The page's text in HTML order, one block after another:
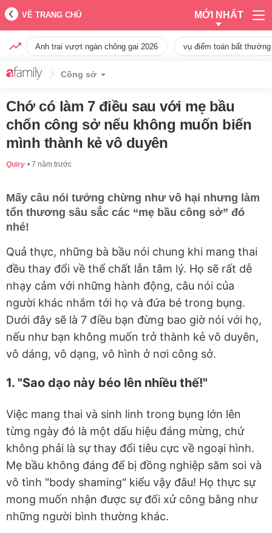
VỀ TRANG CHỦ MỚI NHẤT
Anh trai vượt ngàn chông gai 2026 vụ điểm toán bất
Công sở
Chớ có làm 7 điều sau với mẹ bầu
chốn công sở nếu không muốn biến
mình thành kẻ vô duyên
Quiry 7 năm trước
Mấy câu nói tưởng chừng như vô hại nhưng làm
tổn thương sâu sắc các “mẹ bầu công sở” đó
nhé!
Quả thực, những bà bầu nói chung khi mang thai
đều thay đổi về thể chất lẫn tâm lý. Họ sẽ rất dễ
nhạy cảm với những hành động, câu nói của
người khác nhắm tới họ và đứa bé trong bụng.
Dưới đây sẽ là 7 điều bạn đừng bao giờ nói với họ,
nếu như bạn không muốn trở thành kẻ vô duyên,
vô dáng, vô dạng, vô hình ở nơi công sở.
1. "Sao dạo này béo lên nhiều thế!"
Việc mang thai và sinh linh trong bụng lớn lên
từng ngày đó là một dấu hiệu đáng mừng, chứ
không phải là sự thay đổi tiêu cực về ngoại hình.
Mẹ bầu không đáng để bị đồng nghiệp săm soi và
vô tình "body shaming" kiểu vậy đâu! Họ thực sự
mong muốn nhận được sự đối xử công bằng như
những người bình thường khác.